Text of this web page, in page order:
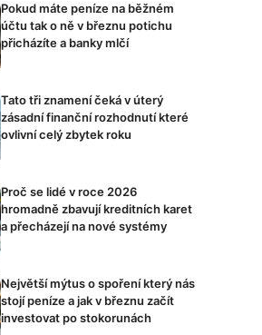
Pokud máte peníze na běžném
účtu tak o ně v březnu potichu
přicházíte a banky mlčí
Tato tři znamení čeká v úterý
zásadní finanční rozhodnutí které
ovlivní celý zbytek roku
Proč se lidé v roce 2026
hromadně zbavují kreditních karet
a přecházejí na nové systémy
Největší mýtus o spoření který nás
stojí peníze a jak v březnu začít
investovat po stokorunách